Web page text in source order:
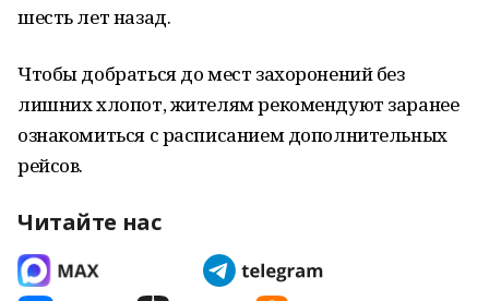
шесть лет назад.
Чтобы добраться до мест захоронений без
лишних хлопот, жителям рекомендуют заранее
ознакомиться с расписанием дополнительных
рейсов.
Читайте нас